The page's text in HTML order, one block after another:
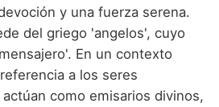
y una fuerza serena.
del griego 'angelos', cuyo
En un contexto
a los seres
como emisarios divinos,